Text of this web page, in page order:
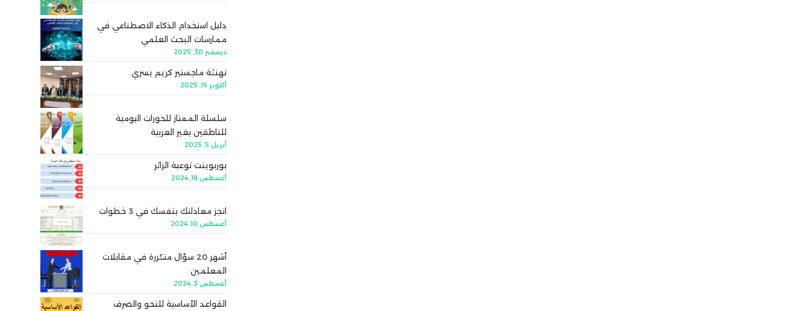
دليل استخدام الذكاء الاصطناعي في
ممارسات البحث العلمي
ديسمبر 30, 2025
تهنئة ماجستير كريم يسري
أكتوبر 16, 2025
سلسلة الممتاز للحورات اليومية
للناطقين بغير العربية
أبريل 5, 2025
بوربوينت توعية الزائر
أغسطس 18, 2024
انجز معادلتك بنفسك في 3 خطوات
أغسطس 10, 2024
أشهر 20 سؤال متكررة في مقابلات
المعلمين
أغسطس 3, 2024
القواعد الأساسية للنحو والصرف